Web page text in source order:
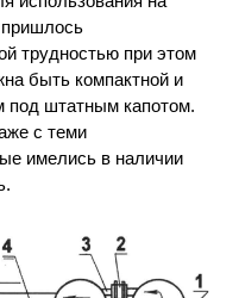
пришлось
трудностью при этом
быть компактной и
под штатным капотом.
с теми
имелись в наличии